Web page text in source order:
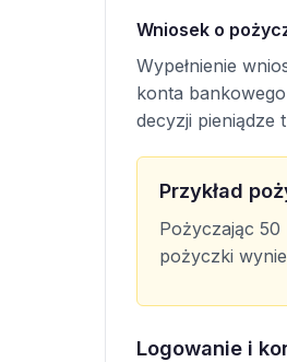
Wniosek o
Wypełnienie
konta
decyzji pieniądze
Przykład
Pożyczając 50
pożyczki
Logowanie i